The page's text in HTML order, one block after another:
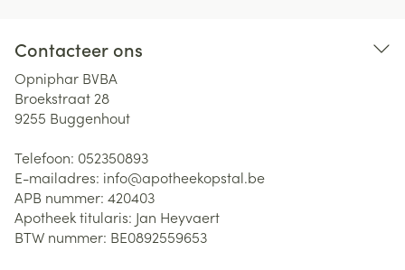
Contacteer ons
Opniphar BVBA
Broekstraat 28
9255 Buggenhout
Telefoon: 052350893
E-mailadres: info@apotheekopstal.be
APB nummer: 420403
Apotheek titularis: Jan Heyvaert
BTW nummer: BE0892559653